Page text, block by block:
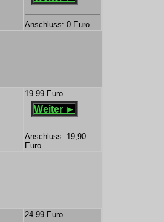
Anschluss: 0 Euro
19.99 Euro
Weiter ►
Anschluss: 19,90
Euro
24.99 Euro